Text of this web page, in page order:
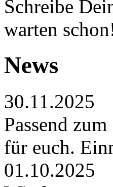
Schreibe
warten
News
30.11.2025
Passend
für euch.
01.10.2025